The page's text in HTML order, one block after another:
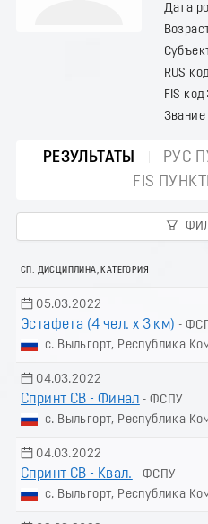
Дата
RUS
FIS код
Звание
РЕЗУЛЬТАТЫ РУС
FIS
СП. ДИСЦИПЛИНА, КАТЕГОРИЯ
05.03.2022
Эстафета (4 чел. х 3 км) -
с. Выльгорт, Республика
04.03.2022
Спринт СВ - Финал - ФСПУ
с. Выльгорт, Республика
04.03.2022
Спринт СВ - Квал. - ФСПУ
с. Выльгорт, Республика